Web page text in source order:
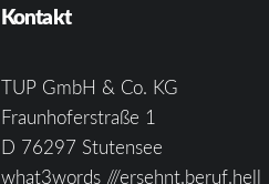
Kontakt
TUP GmbH & Co. KG
Fraunhoferstraße 1
D 76297 Stutensee
what3words ///ersehnt.beruf.hell